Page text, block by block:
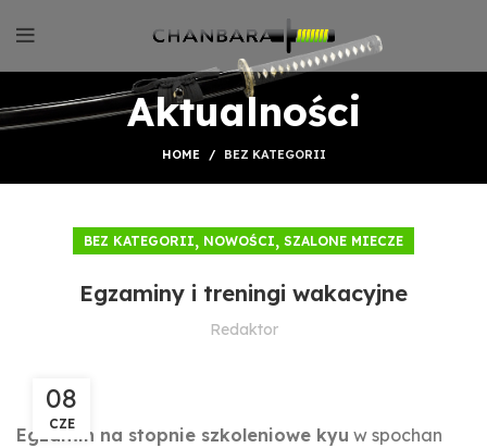
Aktualności
HOME BEZ KATEGORII
BEZ KATEGORII, NOWOŚCI, SZALONE MIECZE
Egzaminy i treningi wakacyjne
Redaktor
08
CZE
Egzamin na stopnie szkoleniowe kyu w spochan